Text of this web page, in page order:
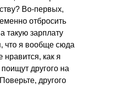
Во-первых,
отбросить
такую зарплату
что я вообще сюда
как я
другого на
другого